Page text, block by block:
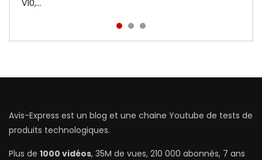
V10,...
Avis-Express est un blog et une chaine Youtube de tests de
produits technologiques.
Plus de 1000 vidéos, 35M de vues, 210 000 abonnés, 7 ans